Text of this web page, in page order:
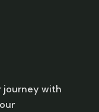
journey with